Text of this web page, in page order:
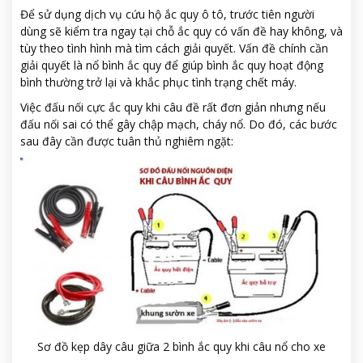
Để sử dụng dịch vụ cứu hộ ắc quy ô tô, trước tiên người
dùng sẽ kiểm tra ngay tại chỗ ắc quy có vấn đề hay không, và
tùy theo tình hình mà tìm cách giải quyết. Vấn đề chính cần
giải quyết là nổ bình ắc quy để giúp bình ắc quy hoạt động
bình thường trở lại và khắc phục tình trạng chết máy.
Việc đấu nối cực ắc quy khi câu đề rất đơn giản nhưng nếu
đấu nối sai có thể gây chập mạch, cháy nổ. Do đó, các bước
sau đây cần được tuân thủ nghiêm ngặt:
Sơ đồ kẹp dây câu giữa 2 bình ắc quy khi câu nổ cho xe